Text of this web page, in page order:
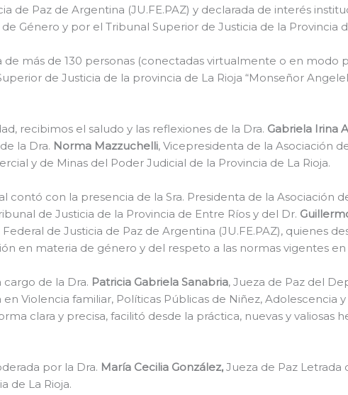
de Paz de Argentina (JU.FE.PAZ) y declarada de interés
de Género y por el Tribunal Superior de Justicia de la Provincia
de más de 130 personas (conectadas virtualmente o en
de Justicia de la provincia de La Rioja “Monseñor
recibimos el saludo y las reflexiones de la Dra. Gabriela Irina
la Dra. Norma Mazzuchelli, Vicepresidenta de la Asociación
y de Minas del Poder Judicial de la Provincia de La Rioja.
contó con la presencia de la Sra. Presidenta de la Asociación
de Justicia de la Provincia de Entre Ríos y del Dr.
de Justicia de Paz de Argentina (JU.FE.PAZ), quienes
en materia de género y del respeto a las normas vigentes
cargo de la Dra. Patricia Gabriela Sanabria, Jueza de Paz del
en Violencia familiar, Políticas Públicas de Niñez,
clara y precisa, facilitó desde la práctica, nuevas y
por la Dra. María Cecilia González, Jueza de Paz Letrada
de La Rioja.